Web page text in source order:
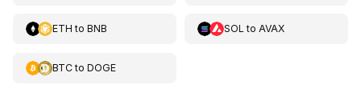
ETH to BNB SOL to AVAX
BTCto DOGE